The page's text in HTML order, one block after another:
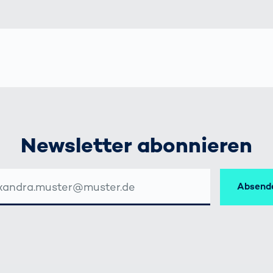
Newsletter abonnieren